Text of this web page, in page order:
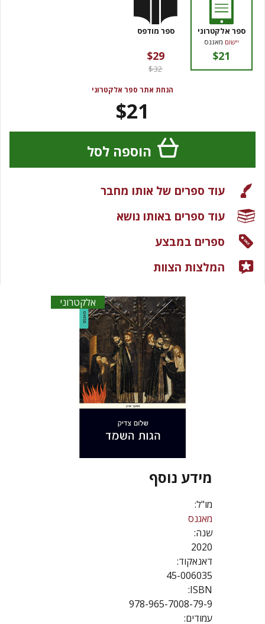
אלקטרוני
מידע נוסף
מו"ל:
מאגנס
שנה:
2020
דאנאקוד:
45-006035
ISBN:
978-965-7008-79-9
עמודים:
ספר אלקטרוני
יישום מאגנס
$21
ספר מודפס
$29
$32
הנחת אתר ספר אלקטרוני
$21
הוספה לסל
עוד ספרים של אותו מחבר
עוד ספרים באותו נושא
ספרים במבצע
המלצות הצוות